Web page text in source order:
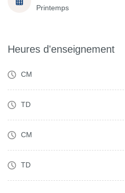
Printemps
Heures d'enseignement
CM
TD
CM
TD